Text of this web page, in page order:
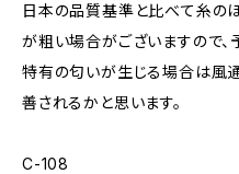
日本の品質基準と比べて糸の
が粗い場合がございますので、
特有の匂いが生じる場合は風
善されるかと思います。
C-108